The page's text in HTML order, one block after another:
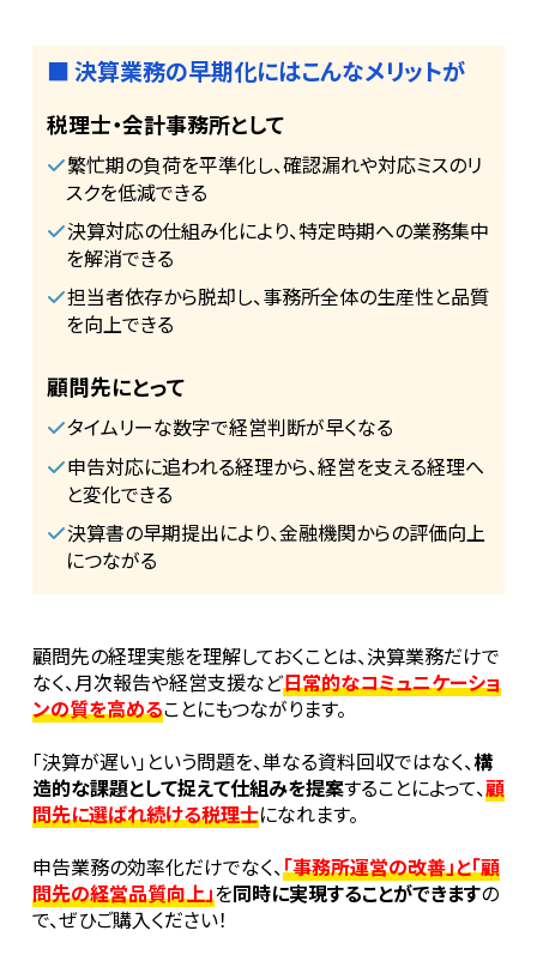
■ 決算業務の早期化にはこんなメリットが
税理士・会計事務所として
繁忙期の負荷を平準化し、確認漏れや対応ミスのリ
スクを低減できる
決算対応の仕組み化により、特定時期への業務集中
を解消できる
担当者依存から脱却し、事務所全体の生産性と品質
を向上できる
顧問先にとって
タイムリーな数字で経営判断が早くなる
申告対応に追われる経理から、経営を支える経理へ
と変化できる
決算書の早期提出により、金融機関からの評価向上
につながる
顧問先の経理実態を理解しておくことは、決算業務だけで
なく、月次報告や経営支援など日常的なコミュニケーショ
ンの質を高めることにもつながります。
「決算が遅い」という問題を、単なる資料回収ではなく、構
造的な課題として捉えて仕組みを提案することによって、顧
問先に選ばれ続ける税理士になれます。
申告業務の効率化だけでなく、「事務所運営の改善」と「顧
問先の経営品質向上」を同時に実現することができますの
で、ぜひご購入ください！